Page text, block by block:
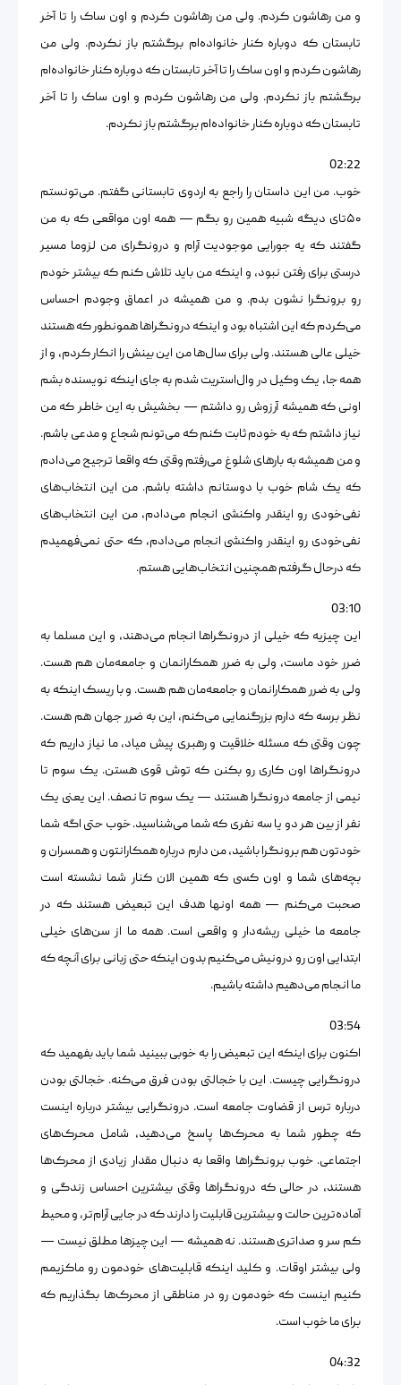
و من رهاشون کردم. ولی من رهاشون کردم و اون ساک را تا آخر
تابستان که دوباره کنار خانواده‌ام برگشتم باز نکردم. ولی من
رهاشون کردم و اون ساک را تا آخر تابستان که دوباره کنار خانواده‌ام
برگشتم باز نکردم. ولی من رهاشون کردم و اون ساک را تا آخر
تابستان که دوباره کنار خانواده‌ام برگشتم باز نکردم.
02:22
خوب. من این داستان را راجع به اردوی تابستانی گفتم. می‌تونستم
۵۰تای دیگه شبیه همین رو بگم — همه اون مواقعی که به من
گفتند که یه جورایی موجودیت آرام و درونگرای من لزوما مسیر
درستی برای رفتن نبود، و اینکه من باید تلاش کنم که بیشتر خودم
رو برونگرا نشون بدم. و من همیشه در اعماق وجودم احساس
می‌کردم که این اشتباه بود و اینکه درونگراها همونطور که هستند
خیلی عالی هستند. ولی برای سال‌ها من این بینش را انکار کردم، و از
همه جا، یک وکیل در وال‌استریت شدم به جای اینکه نویسنده بشم
اونی که همیشه آرزوش رو داشتم — بخشیش به این خاطر که من
نیاز داشتم که به خودم ثابت کنم که می‌تونم شجاع و مدعی باشم.
و من همیشه به بارهای شلوغ می‌رفتم وقتی که واقعا ترجیح می‌دادم
که یک شام خوب با دوستانم داشته باشم. من این انتخاب‌های
نفی‌خودی رو اینقدر واکنشی انجام می‌دادم، من این انتخاب‌های
نفی‌خودی رو اینقدر واکنشی انجام می‌دادم، که حتی نمی‌فهمیدم
که درحال گرفتم همچنین انتخاب‌هایی هستم.
03:10
این چیزیه که خیلی از درونگراها انجام می‌دهند، و این مسلما به
ضرر خود ماست، ولی به ضرر همکارانمان و جامعه‌مان هم هست.
ولی به ضرر همکارانمان و جامعه‌مان هم هست. و با ریسک اینکه به
نظر برسه که دارم بزرگنمایی می‌کنم، این به ضرر جهان هم هست.
چون وقتی که مسئله خلاقیت و رهبری پیش میاد، ما نیاز داریم که
درونگراها اون کاری رو بکنن که توش قوی هستن. یک سوم تا
نیمی از جامعه درونگرا هستند — یک سوم تا نصف. این یعنی یک
نفر از بین هر دو یا سه نفری که شما می‌شناسید. خوب حتی اگه شما
خودتون هم برونگرا باشید، من دارم درباره همکارانتون و همسران و
بچه‌های شما و اون کسی که همین الان کنار شما نشسته است
صحبت می‌کنم — همه اونها هدف این تبعیض هستند که در
جامعه ما خیلی ریشه‌دار و واقعی است. همه ما از سن‌های خیلی
ابتدایی اون رو درونیش می‌کنیم بدون اینکه حتی زبانی برای آنچه که
ما انجام می‌دهیم داشته باشیم.
03:54
اکنون برای اینکه این تبعیض را به خوبی ببینید شما باید بفهمید که
درونگرایی چیست. این با خجالتی بودن فرق می‌کنه. خجالتی بودن
درباره ترس از قضاوت جامعه است. درونگرایی بیشتر درباره اینست
که چطور شما به محرک‌ها پاسخ می‌دهید، شامل محرک‌های
اجتماعی. خوب برونگراها واقعا به دنبال مقدار زیادی از محرک‌ها
هستند، در حالی که درونگراها وقتی بیشترین احساس زندگی و
آماده‌ترین حالت و بیشترین قابلیت را دارند که در جایی آرام‌تر، و محیط
کم سر و صداتری هستند. نه همیشه — این چیزها مطلق نیست —
ولی بیشتر اوقات. و کلید اینکه قابلیت‌های خودمون رو ماکزیمم
کنیم اینست که خودمون رو در مناطقی از محرک‌ها بگذاریم که
برای ما خوب است.
04:32